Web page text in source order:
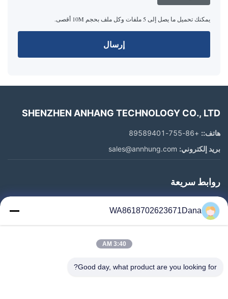
يمكنك تحميل ما يصل إلى 5 ملفات وكل ملف بحجم 10M أقصى.
إرسال
SHENZHEN ANHANG TECHNOLOGY CO., LTD
هاتف:: +86-755-89589401
بريد إلكتروني:
روابط سريعة
المنزل
المنتجات
جولة في المعمل
WA8618702623671Dana
3:40 AM
Good day, what product are you looking for?